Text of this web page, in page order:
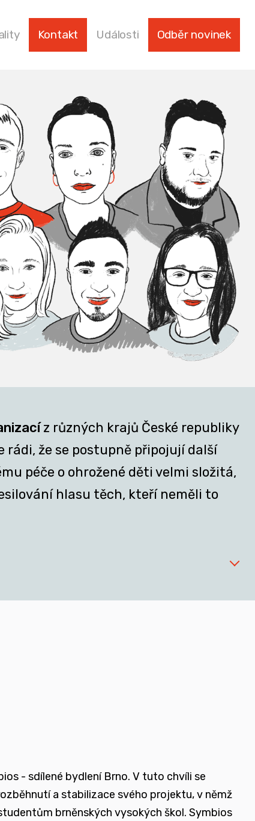
Kontakt Události Odběr novinek
z různých krajů České republiky
že se postupně připojují další
péče o ohrožené děti velmi složitá,
hlasu těch, kteří neměli to
- sdílené bydlení Brno. V tuto chvíli se
a stabilizace svého projektu, v němž
brněnských vysokých škol. Symbios